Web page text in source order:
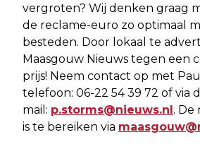
vergroten? Wij denken graag
de reclame-euro zo optimaal
besteden. Door lokaal te
Maasgouw Nieuws tegen een
prijs! Neem contact op met
telefoon: 06-22 54 39 72 of via
mail: p.storms@nieuws.nl. De
is te bereiken via